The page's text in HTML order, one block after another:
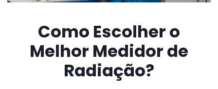
Como Escolher o
Melhor Medidor de
Radiação?